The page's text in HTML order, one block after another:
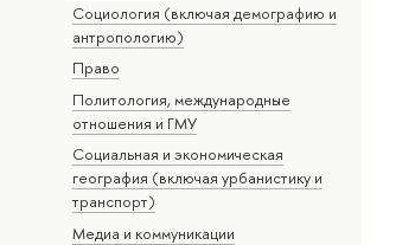
Социология (включая демографию и
антропологию)
Право
Политология, международные
отношения и ГМУ
Социальная и экономическая
география (включая урбанистику и
транспорт)
Медиа и коммуникации